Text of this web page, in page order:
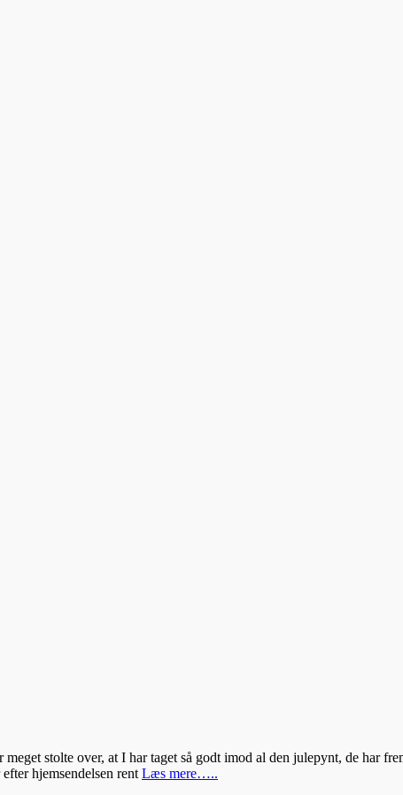
stolte over, at I har taget så godt imod al den julepynt, de har
hjemsendelsen rent Læs mere…..